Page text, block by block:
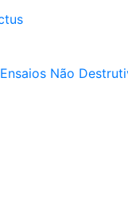
Ensaios Não